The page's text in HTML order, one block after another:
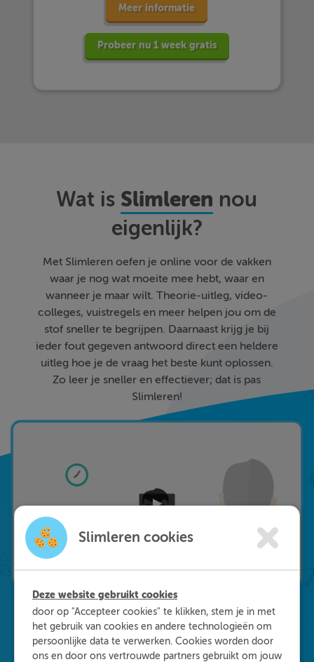
Meer informatie
Probeer nu 1 week gratis
Wat is Slimleren nou
eigenlijk?
Met Slimleren oefen je online voor de vakken
waar je nog wat moeite mee hebt, waar en
wanneer je maar wilt. Theorie-uitleg, video-
colleges, vuistregels en meer helpen jou om de
stof sneller te begrijpen. Daarnaast krijg je bij
ieder fout gegeven antwoord direct een heldere
uitleg hoe je de vraag het beste kunt oplossen.
Zo leer je sneller en effectiever; dat is pas
Slimleren!
Waarom kiezen voor
Slimleren cookies
Deze website gebruikt cookies
door op "Accepteer cookies" te klikken, stem je in met
het gebruik van cookies en andere technologieën om
persoonlijke data te verwerken. Cookies worden door
ons en door ons vertrouwde partners gebruikt om jouw